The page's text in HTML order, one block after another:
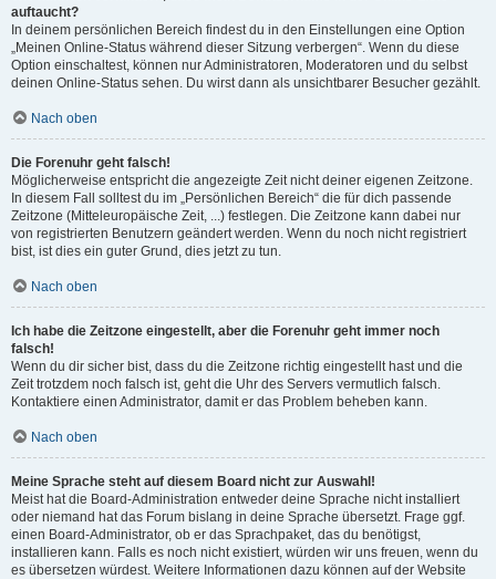
auftaucht?
In deinem persönlichen Bereich findest du in den Einstellungen eine Option
„Meinen Online-Status während dieser Sitzung verbergen“. Wenn du diese
Option einschaltest, können nur Administratoren, Moderatoren und du selbst
deinen Online-Status sehen. Du wirst dann als unsichtbarer Besucher gezählt.
Nach oben
Die Forenuhr geht falsch!
Möglicherweise entspricht die angezeigte Zeit nicht deiner eigenen Zeitzone.
In diesem Fall solltest du im „Persönlichen Bereich“ die für dich passende
Zeitzone (Mitteleuropäische Zeit, ...) festlegen. Die Zeitzone kann dabei nur
von registrierten Benutzern geändert werden. Wenn du noch nicht registriert
bist, ist dies ein guter Grund, dies jetzt zu tun.
Nach oben
Ich habe die Zeitzone eingestellt, aber die Forenuhr geht immer noch
falsch!
Wenn du dir sicher bist, dass du die Zeitzone richtig eingestellt hast und die
Zeit trotzdem noch falsch ist, geht die Uhr des Servers vermutlich falsch.
Kontaktiere einen Administrator, damit er das Problem beheben kann.
Nach oben
Meine Sprache steht auf diesem Board nicht zur Auswahl!
Meist hat die Board-Administration entweder deine Sprache nicht installiert
oder niemand hat das Forum bislang in deine Sprache übersetzt. Frage ggf.
einen Board-Administrator, ob er das Sprachpaket, das du benötigst,
installieren kann. Falls es noch nicht existiert, würden wir uns freuen, wenn du
es übersetzen würdest. Weitere Informationen dazu können auf der Website